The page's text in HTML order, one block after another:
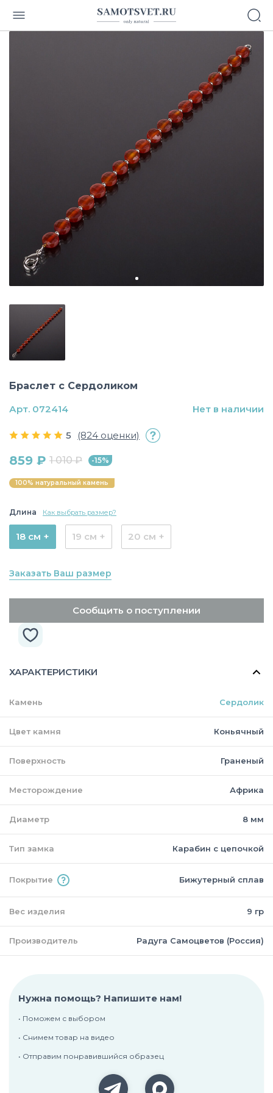
Браслет с Сердоликом
5 (824 оценки)
859 ₽ 1 010 ₽ -15%
100% натуральный камень
Длина Как выбрать размер?
18 см + 19 см + 20 см +
Заказать Ваш размер
Сообщить о поступлении
Арт. 072414 Нет в наличии
ХАРАКТЕРИСТИКИ
Камень Сердолик
Цвет камня Коньячный
Поверхность Граненый
Месторождение Африка
Диаметр 8 мм
Тип замка Карабин с цепочкой
Покрытие Бижутерный сплав
Вес изделия 9 гр
Производитель Радуга Самоцветов (Россия)
Нужна помощь? Напишите нам!
• Поможем с выбором
• Снимем товар на видео
• Отправим понравившийся образец